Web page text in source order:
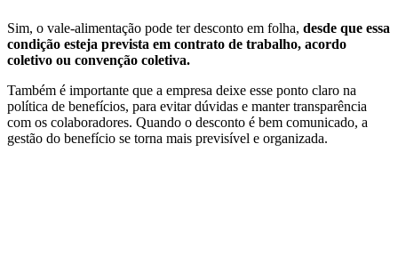
Sim, o vale-alimentação pode ter desconto em folha, desde que essa
condição esteja prevista em contrato de trabalho, acordo
coletivo ou convenção coletiva.
Também é importante que a empresa deixe esse ponto claro na
política de benefícios, para evitar dúvidas e manter transparência
com os colaboradores. Quando o desconto é bem comunicado, a
gestão do benefício se torna mais previsível e organizada.